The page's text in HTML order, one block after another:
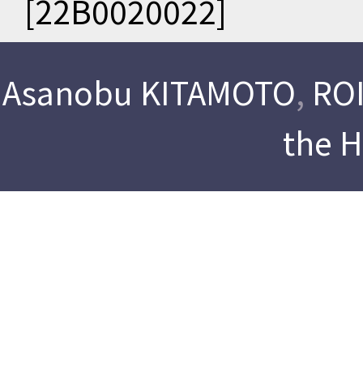
[22B0020022]
Asanobu KITAMOTO,
the